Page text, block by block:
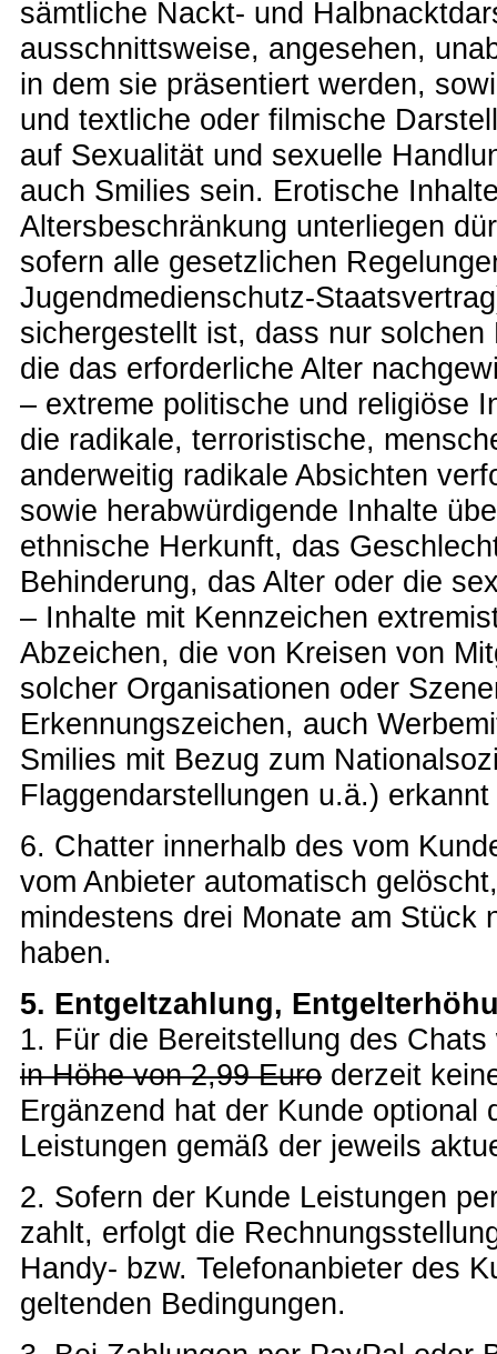
sämtliche Nackt- und
ausschnittsweise, angesehen,
in dem sie präsentiert werden,
und textliche oder filmische
auf Sexualität und sexuelle
auch Smilies sein. Erotische
Altersbeschränkung unterliegen
sofern alle gesetzlichen
Jugendmedienschutz-
sichergestellt ist, dass nur
die das erforderliche Alter
– extreme politische und religiöse
die radikale, terroristische,
anderweitig radikale Absichten
sowie herabwürdigende Inhalte
ethnische Herkunft, das
Behinderung, das Alter oder die
– Inhalte mit Kennzeichen
Abzeichen, die von Kreisen von
solcher Organisationen oder
Erkennungszeichen, auch
Smilies mit Bezug zum
Flaggendarstellungen u.ä.)
6. Chatter innerhalb des vom
vom Anbieter automatisch
mindestens drei Monate am Stück
haben.
5. Entgeltzahlung,
1. Für die Bereitstellung des
in Höhe von 2,99 Euro derzeit
Ergänzend hat der Kunde optional
Leistungen gemäß der jeweils
2. Sofern der Kunde Leistungen
zahlt, erfolgt die
Handy- bzw. Telefonanbieter des
geltenden Bedingungen.